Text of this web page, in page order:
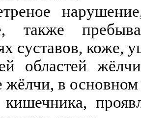
также
суставов, коже,
областей
в
кишечника,